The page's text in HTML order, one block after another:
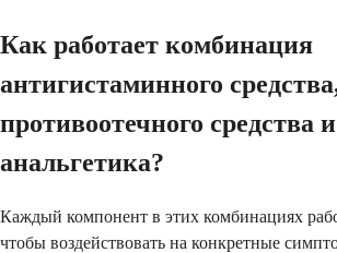
Как работает комбинация
антигистаминного
противоотечного средства и
анальгетика?
Каждый компонент в этих комбинациях
чтобы воздействовать на конкретные